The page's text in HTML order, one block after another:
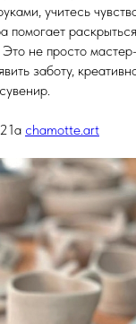
учитесь
помогает
не просто
заботу,
chamotte.art